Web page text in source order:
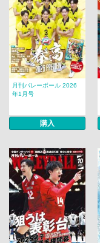
月刊バレーボール 2026
年1月号
購入